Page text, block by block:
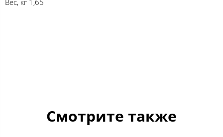
Вес, кг 1,65
Смотрите также